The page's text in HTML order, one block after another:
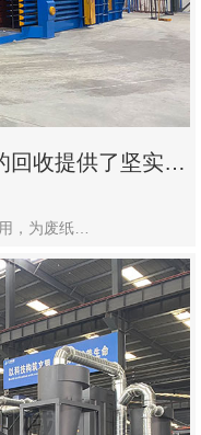
回收提供了坚实的
，为废纸…